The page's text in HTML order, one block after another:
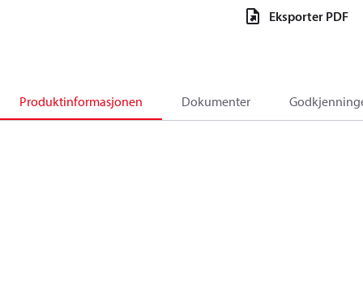
Eksporter PDF
Produktinformasjonen Dokumenter